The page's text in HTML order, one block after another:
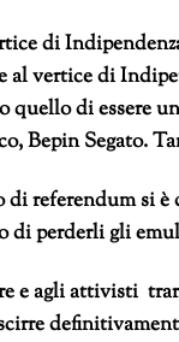
di
al vertice di
quello di essere
Bepin Segato.
referendum si
di perderli gli
e agli attivisti